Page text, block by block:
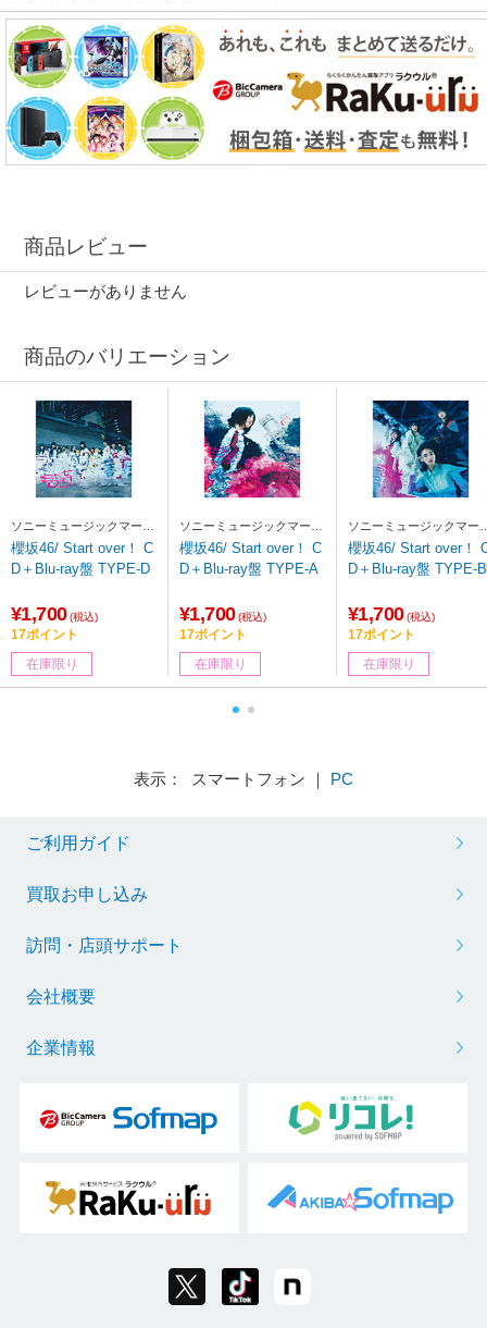
商品レビュー
レビューがありません
商品のバリエーション
ソニーミュージックマーケ
ティング
櫻坂46/ Start over！ C
D＋Blu-ray盤 TYPE-D
¥1,700 (税込)
17ポイント
在庫限り
ソニーミュージックマーケ
ティング
櫻坂46/ Start over！ C
D＋Blu-ray盤 TYPE-A
¥1,700 (税込)
17ポイント
在庫限り
ソニーミュージックマー
ティング
櫻坂46/ Start over！
D＋Blu-ray盤 TYPE-B
¥1,700 (税込)
17ポイント
在庫限り
表示： スマートフォン ｜ PC
ご利用ガイド
買取お申し込み
訪問・店頭サポート
会社概要
企業情報